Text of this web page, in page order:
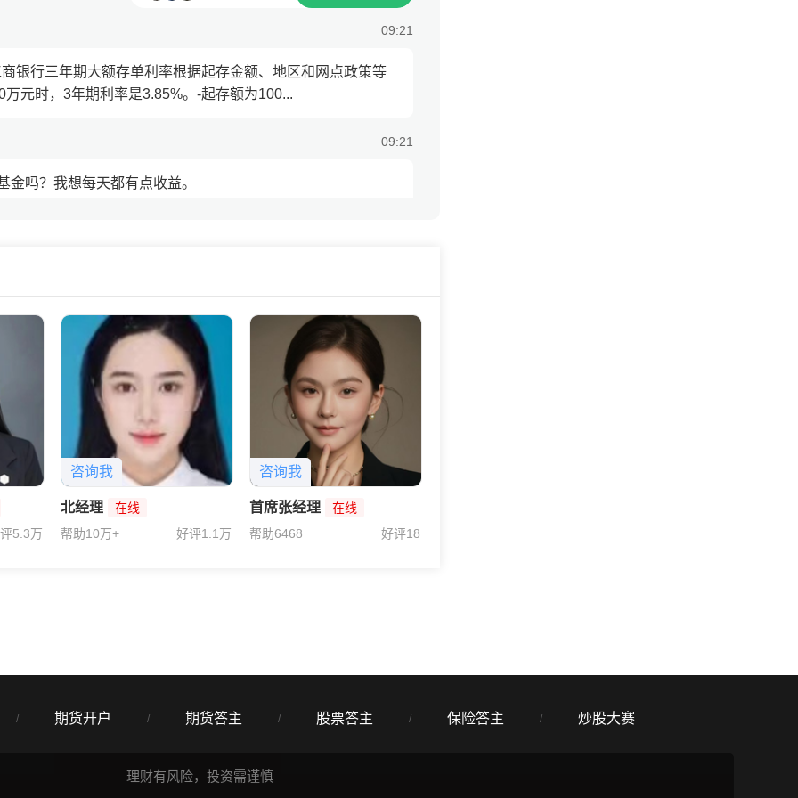
09:21
银行三年期大额存单利率根据起存金额、地区和网点政策等
元时，3年期利率是3.85%。-起存额为100...
09:21
吗？我想每天都有点收益。
5.3万
咨询我
北经理
在线
帮助10万+
好评1.1万
咨询我
首席张经理
在线
帮助6468
好评18
/ 期货开户 / 期货答主 / 股票答主 / 保险答主 / 炒股大赛
理财有风险，投资需谨慎